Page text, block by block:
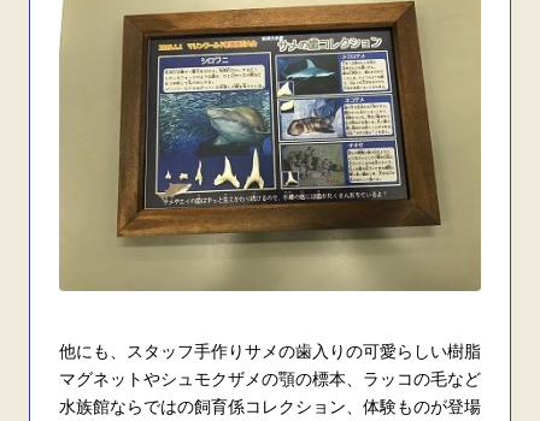
他にも、スタッフ手作りサメの歯入りの可愛らしい樹脂
マグネットやシュモクザメの顎の標本、ラッコの毛など
水族館ならではの飼育係コレクション、体験ものが登場